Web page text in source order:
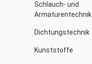
Schlauch- und
Armaturentechnik
Dichtungstechnik
Kunststoffe